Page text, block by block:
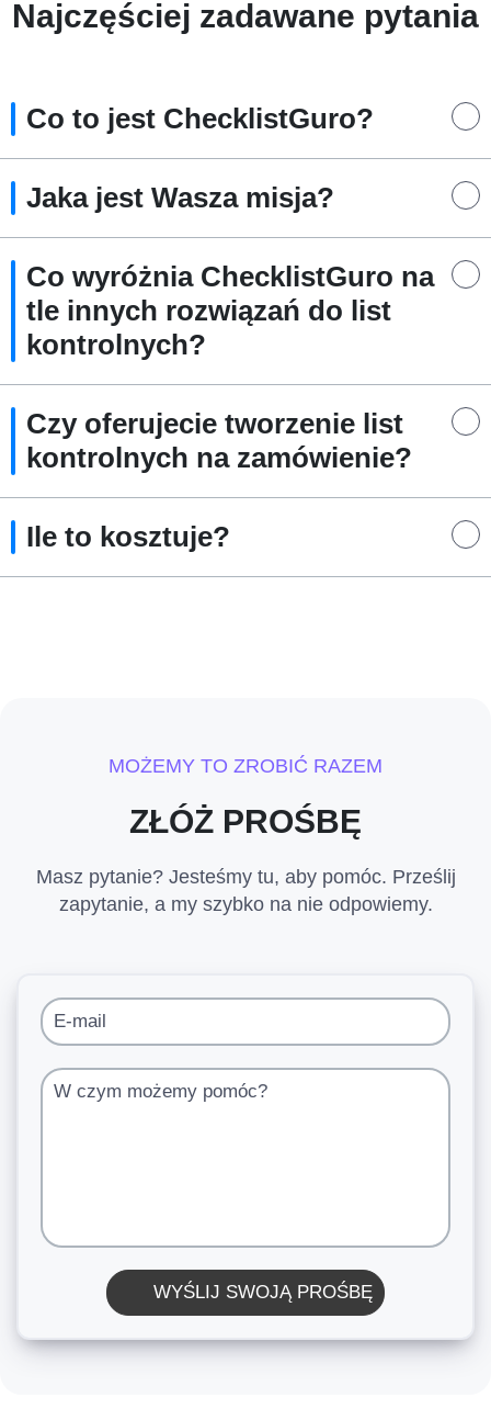
Najczęściej zadawane pytania
Co to jest ChecklistGuro?
Jaka jest Wasza misja?
Co wyróżnia ChecklistGuro na
tle innych rozwiązań do list
kontrolnych?
Czy oferujecie tworzenie list
kontrolnych na zamówienie?
Ile to kosztuje?
MOŻEMY TO ZROBIĆ RAZEM
ZŁÓŻ PROŚBĘ
Masz pytanie? Jesteśmy tu, aby pomóc. Prześlij
zapytanie, a my szybko na nie odpowiemy.
E-mail
W czym możemy pomóc?
WYŚLIJ SWOJĄ PROŚBĘ